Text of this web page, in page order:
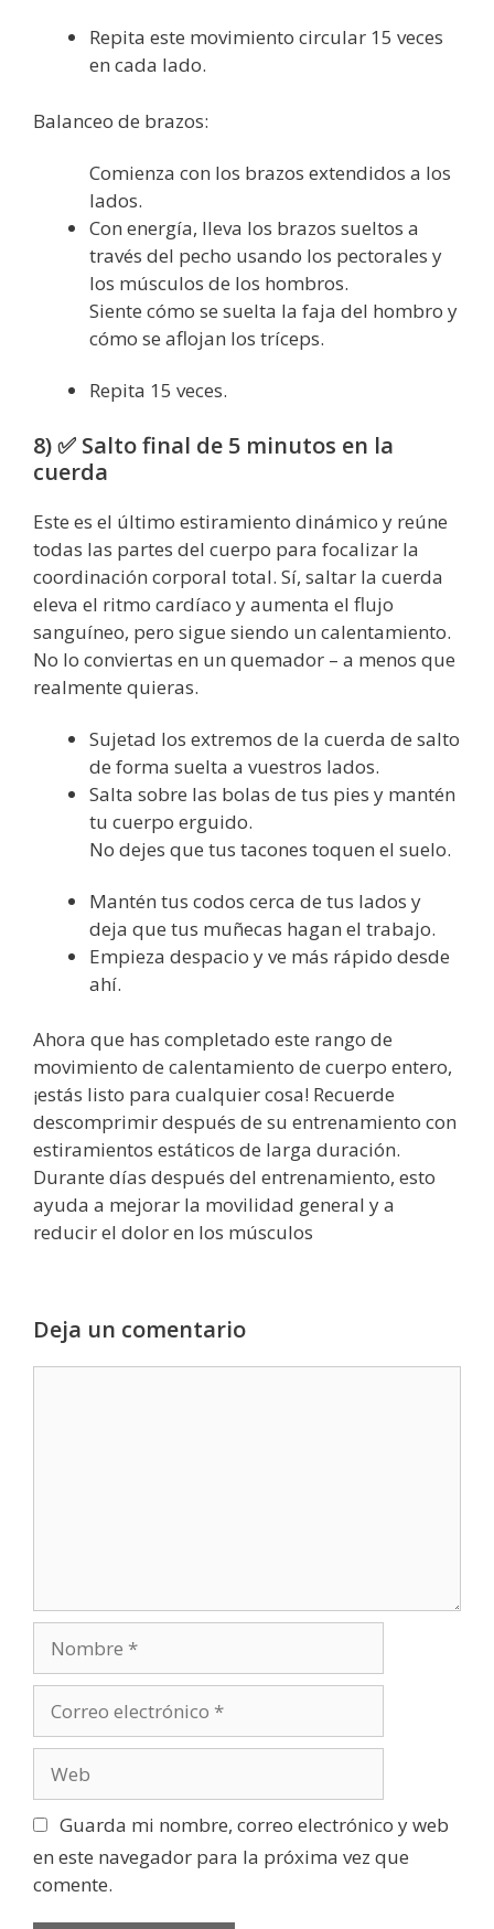
Repita este movimiento circular 15 veces
en cada lado.
Balanceo de brazos:
Comienza con los brazos extendidos a los
lados.
Con energía, lleva los brazos sueltos a
través del pecho usando los pectorales y
los músculos de los hombros.
Siente cómo se suelta la faja del hombro y
cómo se aflojan los tríceps.
Repita 15 veces.
8) ✅ Salto final de 5 minutos en la
cuerda
Este es el último estiramiento dinámico y reúne
todas las partes del cuerpo para focalizar la
coordinación corporal total. Sí, saltar la cuerda
eleva el ritmo cardíaco y aumenta el flujo
sanguíneo, pero sigue siendo un calentamiento.
No lo conviertas en un quemador – a menos que
realmente quieras.
Sujetad los extremos de la cuerda de salto
de forma suelta a vuestros lados.
Salta sobre las bolas de tus pies y mantén
tu cuerpo erguido.
No dejes que tus tacones toquen el suelo.
Mantén tus codos cerca de tus lados y
deja que tus muñecas hagan el trabajo.
Empieza despacio y ve más rápido desde
ahí.
Ahora que has completado este rango de
movimiento de calentamiento de cuerpo entero,
¡estás listo para cualquier cosa! Recuerde
descomprimir después de su entrenamiento con
estiramientos estáticos de larga duración.
Durante días después del entrenamiento, esto
ayuda a mejorar la movilidad general y a
reducir el dolor en los músculos
Deja un comentario
o
m
r
r
o
e
l
e
b Guarda mi nombre, correo electrónico y web
en este navegador para la próxima vez que
comente.